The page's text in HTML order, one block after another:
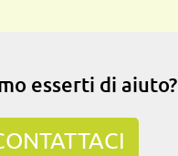
esserti di aiuto?